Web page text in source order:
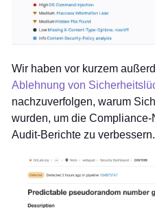
Wir haben vor kurzem
Ablehnung von
nachzuverfolgen, warum
wurden, um die
Audit-Berichte zu verbessern.